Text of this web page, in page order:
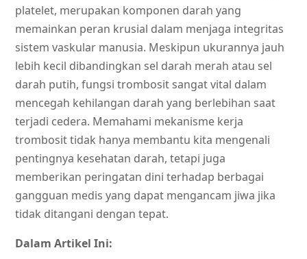
platelet, merupakan komponen darah yang
memainkan peran krusial dalam menjaga integritas
sistem vaskular manusia. Meskipun ukurannya jauh
lebih kecil dibandingkan sel darah merah atau sel
darah putih, fungsi trombosit sangat vital dalam
mencegah kehilangan darah yang berlebihan saat
terjadi cedera. Memahami mekanisme kerja
trombosit tidak hanya membantu kita mengenali
pentingnya kesehatan darah, tetapi juga
memberikan peringatan dini terhadap berbagai
gangguan medis yang dapat mengancam jiwa jika
tidak ditangani dengan tepat.
Dalam Artikel Ini: